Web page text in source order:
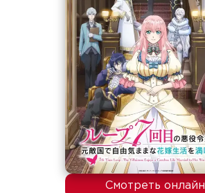
Смотреть онлайн